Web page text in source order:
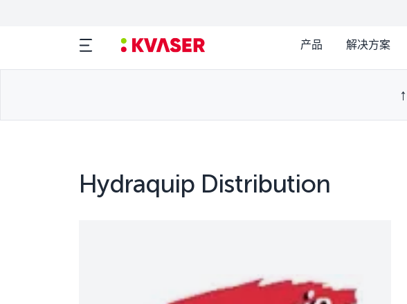
产品 解决方案
Hydraquip Distribution